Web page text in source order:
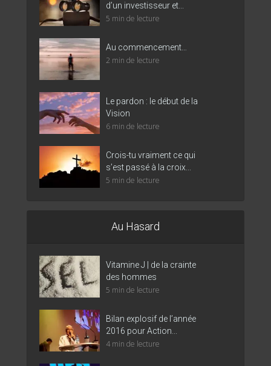
d’un investisseur et...
5 min de lecture
Au commencement…
2 min de lecture
Le pardon : le début de la
Vision
6 min de lecture
Crois-tu vraiment ce qui
s’est passé à la croix...
5 min de lecture
Au Hasard
Vitamine J | de la crainte
des hommes
5 min de lecture
Bilan explosif de l’année
2016 pour Action...
4 min de lecture